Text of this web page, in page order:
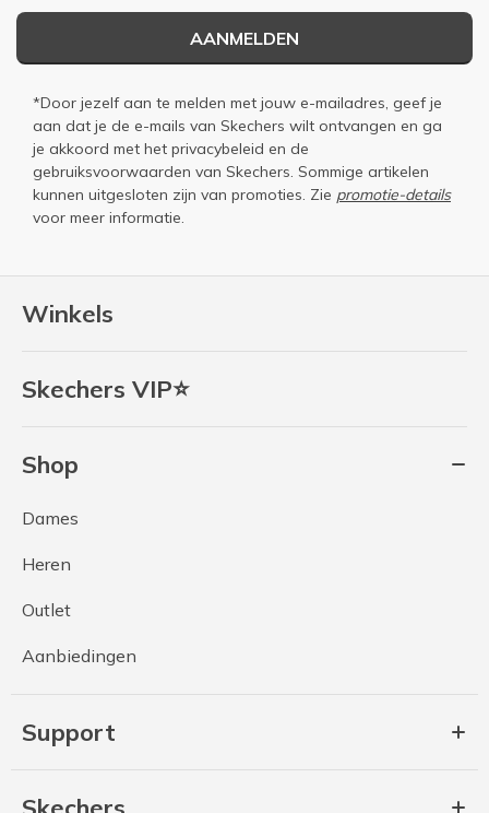
Winkels
Skechers VIP⭐
Shop
Dames
Heren
Outlet
Aanbiedingen
Support
AANMELDEN
*Door jezelf aan te melden met jouw e-mailadres, geef je
aan dat je de e-mails van Skechers wilt ontvangen en ga
je akkoord met het privacybeleid en de
gebruiksvoorwaarden van Skechers. Sommige artikelen
kunnen uitgesloten zijn van promoties. Zie promotie-details
voor meer informatie.